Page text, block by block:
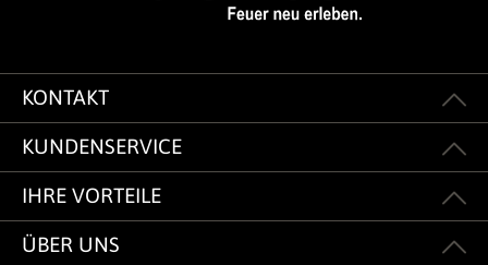
KONTAKT
KUNDENSERVICE
IHRE VORTEILE
ÜBER UNS